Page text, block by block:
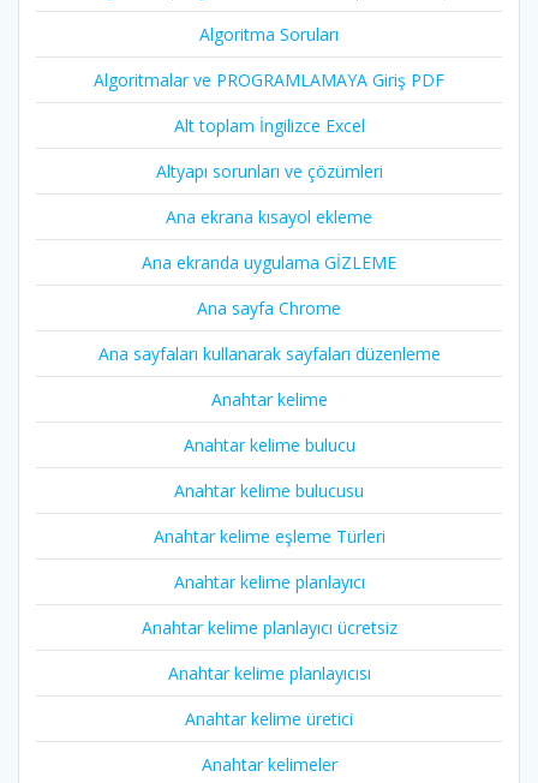
Algoritma Soruları
Algoritmalar ve PROGRAMLAMAYA Giriş PDF
Alt toplam İngilizce Excel
Altyapı sorunları ve çözümleri
Ana ekrana kısayol ekleme
Ana ekranda uygulama GİZLEME
Ana sayfa Chrome
Ana sayfaları kullanarak sayfaları düzenleme
Anahtar kelime
Anahtar kelime bulucu
Anahtar kelime bulucusu
Anahtar kelime eşleme Türleri
Anahtar kelime planlayıcı
Anahtar kelime planlayıcı ücretsiz
Anahtar kelime planlayıcısı
Anahtar kelime üretici
Anahtar kelimeler